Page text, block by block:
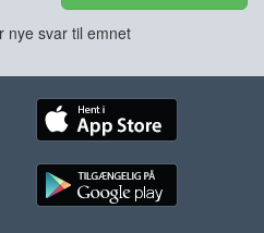
nye svar til emnet